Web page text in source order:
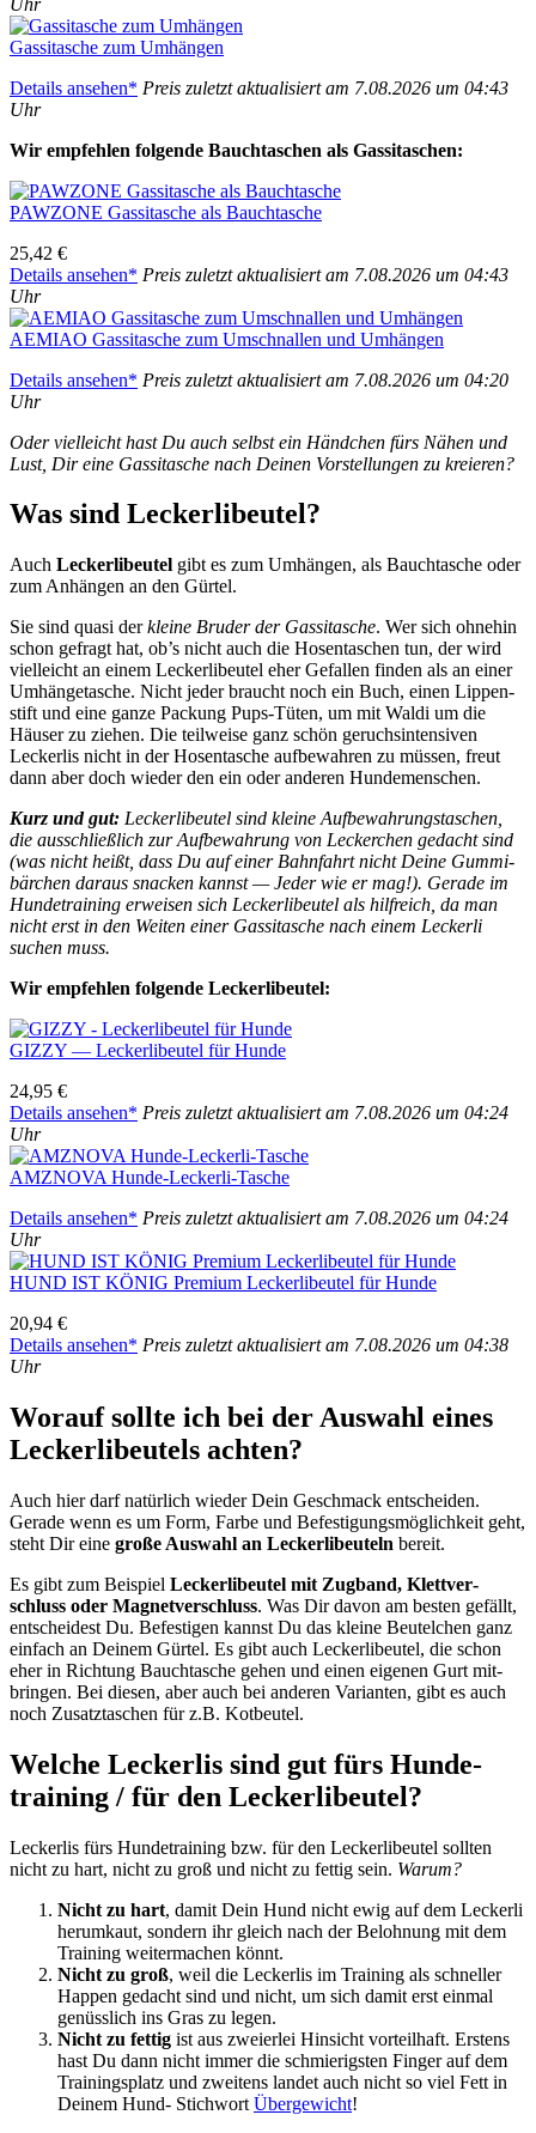
Gas­si­ta­sche zum Umhän­gen
Details anse­hen* Preis zuletzt aktua­li­siert am 7.08.2026 um 04:43
Uhr
Wir emp­feh­len fol­gen­de Bauch­ta­schen als Gas­si­ta­schen:
PAWZONE Gas­si­ta­sche als Bauch­ta­sche
25,42 €
Details anse­hen* Preis zuletzt aktua­li­siert am 7.08.2026 um 04:43
Uhr
AEMIAO Gas­si­ta­sche zum Umschnal­len und Umhän­gen
Details anse­hen* Preis zuletzt aktua­li­siert am 7.08.2026 um 04:20
Uhr
Oder viel­leicht hast Du auch selbst ein Händ­chen fürs Nähen und
Lust, Dir eine Gas­si­ta­sche nach Dei­nen Vor­stel­lun­gen zu kre­ieren?
Was sind Lecker­li­beu­tel?
Auch Lecker­li­beu­tel gibt es zum Umhän­gen, als Bauch­ta­sche oder
zum Anhän­gen an den Gür­tel.
Sie sind qua­si derklei­ne Bru­der der Gas­si­ta­sche. Wer sich ohne­hin
schon gefragt hat, ob’s nicht auch die Hosen­ta­schen tun, der wird
viel­leicht an einem Lecker­li­beu­tel eher Gefal­len fin­den als an einer
Umhän­ge­ta­sche. Nicht jeder braucht noch ein Buch, einen Lip­pen­
stift und eine gan­ze Packung Pups-Tüten, um mit Wal­di um die
Häu­ser zu zie­hen. Die teil­wei­se ganz schön geruchs­in­ten­si­ven
Lecker­lis nicht in der Hosen­ta­sche auf­be­wah­ren zu müs­sen, freut
dann aber doch wie­der den ein oder ande­ren Hun­de­men­schen.
Kurz und gut: Lecker­li­beu­tel sind klei­ne Auf­be­wah­rungs­ta­schen,
die aus­schließ­lich zur Auf­be­wah­rung von Lecker­chen gedacht sind
(was nicht heißt, dass Du auf einer Bahn­fahrt nicht Dei­ne Gum­mi­
bär­chen dar­aus sna­cken kannst — Jeder wie er mag!). Gera­de im
Hun­de­trai­ning erwei­sen sich Lecker­li­beu­tel als hilf­reich, da man
nicht erst in den Wei­ten einer Gas­si­ta­sche nach einem Lecker­li
suchen muss.
Wir emp­feh­len fol­gen­de Lecker­li­beu­tel:
GIZZY — Lecker­li­beu­tel für Hun­de
24,95 €
Details anse­hen* Preis zuletzt aktua­li­siert am 7.08.2026 um 04:24
Uhr
AMZNOVA Hun­de-Lecker­li-Tasche
Details anse­hen* Preis zuletzt aktua­li­siert am 7.08.2026 um 04:24
Uhr
HUND IST KÖNIG Pre­mi­um Lecker­li­beu­tel für Hun­de
20,94 €
Details anse­hen* Preis zuletzt aktua­li­siert am 7.08.2026 um 04:38
Uhr
Wor­auf soll­te ich bei der Aus­wahl eines
Lecker­li­beu­tels ach­ten?
Auch hier darf natür­lich wie­der Dein Geschmack ent­schei­den.
Gera­de wenn es um Form, Far­be und Befes­ti­gungs­mög­lich­keit geht,
steht Dir eine gro­ße Aus­wahl an Lecker­li­beu­teln bereit.
Es gibt zum Bei­spiel Lecker­li­beu­tel mit Zug­band, Klett­ver­
schluss oder Magnet­ver­schluss. Was Dir davon am bes­ten gefällt,
ent­schei­dest Du. Befes­ti­gen kannst Du das klei­ne Beu­tel­chen ganz
ein­fach an Dei­nem Gür­tel. Es gibt auch Lecker­li­beu­tel, die schon
eher in Rich­tung Bauch­ta­sche gehen und einen eige­nen Gurt mit­
brin­gen. Bei die­sen, aber auch bei ande­ren Vari­an­ten, gibt es auch
noch Zusatz­ta­schen für z.B. Kot­beu­tel.
Wel­che Lecker­lis sind gut fürs Hun­de­
trai­ning / für den Lecker­li­beu­tel?
Lecker­lis fürs Hun­de­trai­ning bzw. für den Lecker­li­beu­tel soll­ten
nicht zu hart, nicht zu groß und nicht zu fet­tig sein. War­um?
Nicht zu hart, damit Dein Hund nicht ewig auf dem Lecker­li
her­um­kaut, son­dern ihr gleich nach der Beloh­nung mit dem
Trai­ning wei­ter­ma­chen könnt.
Nicht zu groß, weil die Lecker­lis im Trai­ning als schnel­ler
Hap­pen gedacht sind und nicht, um sich damit erst ein­mal
genüss­lich ins Gras zu legen.
Nicht zu fet­tig ist aus zwei­er­lei Hin­sicht vor­teil­haft. Ers­tens
hast Du dann nicht immer die schmie­rigs­ten Fin­ger auf dem
Trai­nings­platz und zwei­tens lan­det auch nicht so viel Fett in
Dei­nem Hund- Stich­wort Über­ge­wicht!